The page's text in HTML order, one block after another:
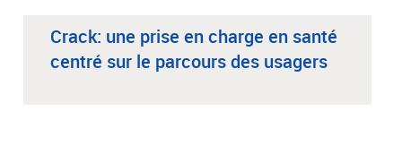
Crack: une prise en charge en santé
centré sur le parcours des usagers